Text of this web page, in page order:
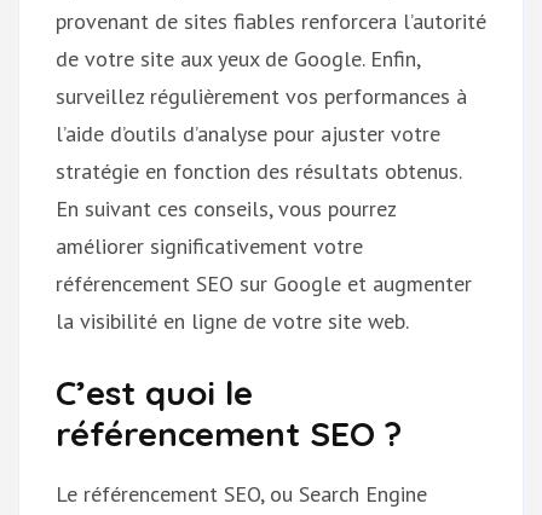
provenant de sites fiables renforcera l’autorité
de votre site aux yeux de Google. Enfin,
surveillez régulièrement vos performances à
l’aide d’outils d’analyse pour ajuster votre
stratégie en fonction des résultats obtenus.
En suivant ces conseils, vous pourrez
améliorer significativement votre
référencement SEO sur Google et augmenter
la visibilité en ligne de votre site web.
C’est quoi le
référencement SEO ?
Le référencement SEO, ou Search Engine